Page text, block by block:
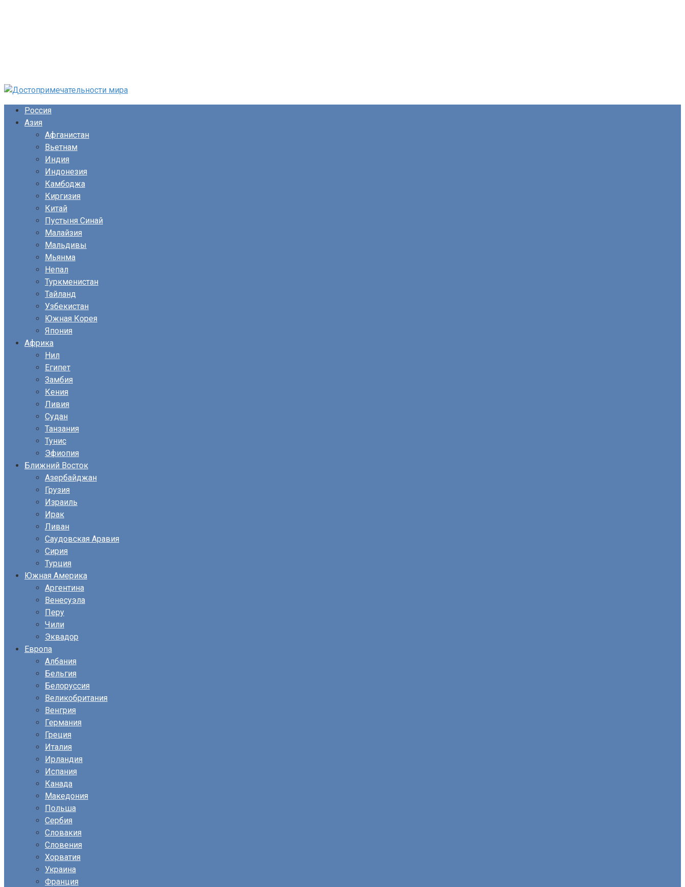
Перейти
контентуРоссия
Азия
Афганистан
Вьетнам
Индия
Индонезия
Камбоджа
Киргизия
Китай
Пустыня Синай
Малайзия
Мальдивы
Мьянма
Непал
Туркменистан
Тайланд
Узбекистан
Южная Корея
Япония
Африка
Нил
Египет
Замбия
Кения
Ливия
Судан
Танзания
Тунис
Эфиопия
Ближний Восток
Азербайджан
Грузия
Израиль
Ирак
Ливан
Саудовская Аравия
Сирия
Турция
Южная Америка
Аргентина
Венесуэла
Перу
Чили
Эквадор
Европа
Албания
Бельгия
Белоруссия
Великобритания
Венгрия
Германия
Греция
Италия
Ирландия
Испания
Канада
Македония
Польша
Сербия
Словакия
Словения
Хорватия
Украина
Франция